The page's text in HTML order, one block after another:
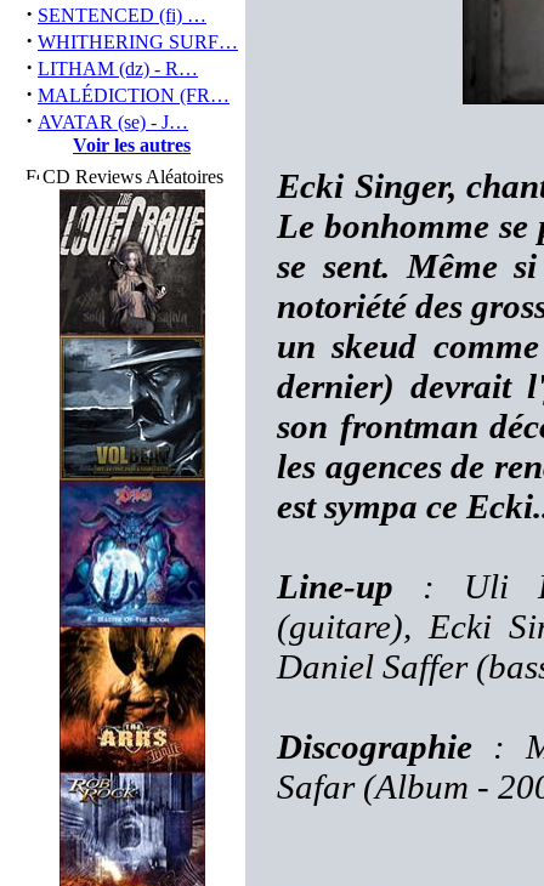
· SENTENCED (fi) …
· WHITHERING SURF…
· LITHAM (dz) - R…
· MALÉDICTION (FR…
· AVATAR (se) - J…
Voir les autres
CD Reviews Aléatoires
Ecki Singer,
Le bonhomme se
se sent. Même
notoriété des
un skeud
dernier) devrait
son frontman
les agences de
est sympa ce
Line-up : Uli
(guitare), Ecki
Daniel Saffer
Discographie :
Safar (Album -